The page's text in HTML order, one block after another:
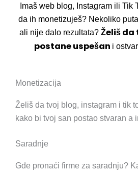
Imaš web blog, Instagram ili Tik
da ih monetizuješ? Nekoliko
ali nije dalo rezultata? Želiš da
postane uspešan i
Monetizacija
Želiš da tvoj blog, instagram i tik
kako bi tvoj san postao stvaran a
Saradnje
Gde pronaći firme za saradnju?